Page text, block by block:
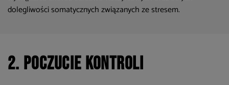
dolegliwości somatycznych związanych ze stresem.
2. Poczucie kontroli